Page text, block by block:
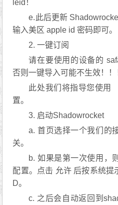
leid！
e.此后更新
输入美区 apple id 密码即可。
2. 一键订阅
请在要使用的设备的
否则一键导入可能不生效！！
此处我们将指导您使用
置。
3. 启动Shadowrocket
a. 首页选择一个我们的
关。
b. 如果是第一次使用，
配置。点击 允许 后按系统提
D。
c. 之后会自动返回到